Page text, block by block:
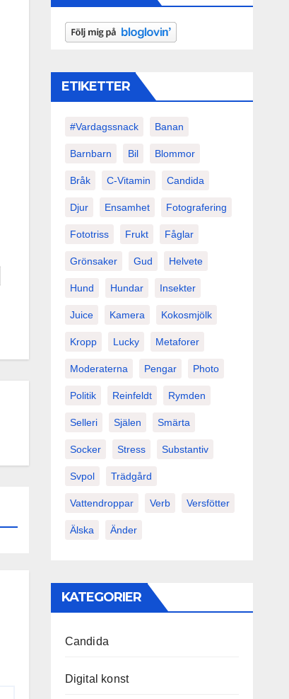
ETIKETTER
#vardagssnack Banan
Barnbarn Bil Blommor
Bråk C-Vitamin Candida
Djur Ensamhet Fotografering
Fototriss Frukt Fåglar
Grönsaker Gud Helvete
Hund Hundar Insekter
Juice Kamera Kokosmjölk
Kropp Lucky Metaforer
Moderaterna Pengar Photo
Politik Reinfeldt Rymden
Selleri Själen Smärta
Socker Stress Substantiv
Svpol Trädgård
Vattendroppar Verb Versfötter
Älska Änder
KATEGORIER
Candida
Digital konst